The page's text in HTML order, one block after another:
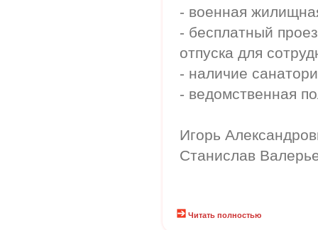
- военная
- бесплатный
отпуска для
- наличие
- ведомственная
Игорь
Станислав
Читать полностью